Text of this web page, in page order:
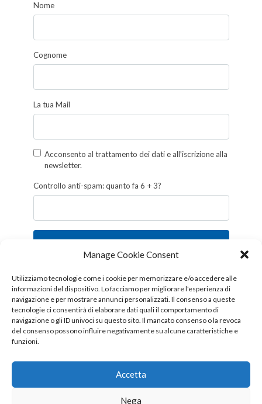
Manage Cookie Consent
Utilizziamo tecnologie come i cookie per memorizzare e/o accedere alle
informazioni del dispositivo. Lo facciamo per migliorare l'esperienza di
navigazione e per mostrare annunci personalizzati. Il consenso a queste
tecnologie ci consentirà di elaborare dati quali il comportamento di
navigazione o gli ID univoci su questo sito. Il mancato consenso o la revoca
del consenso possono influire negativamente su alcune caratteristiche e
funzioni.
Accetta
Nega
Nome
Cognome
La tua Mail
Acconsento al trattamento dei dati e all'iscrizione alla
newsletter.
Controllo anti-spam: quanto fa 6 + 3?
Follow us!